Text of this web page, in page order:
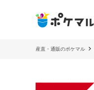
産直・通販のポケマル